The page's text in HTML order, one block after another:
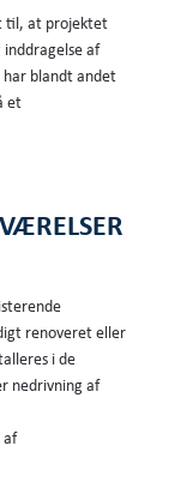
til, at projektet
af
har blandt andet
et
renoveret eller
i de
nedrivning af
af